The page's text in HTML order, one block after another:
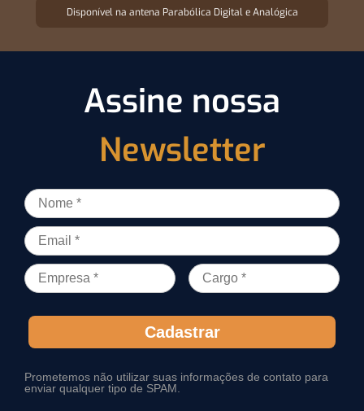
Disponível na antena Parabólica Digital e Analógica
Assine nossa
Newsletter
Cadastrar
Prometemos não utilizar suas informações de contato para
enviar qualquer tipo de SPAM.